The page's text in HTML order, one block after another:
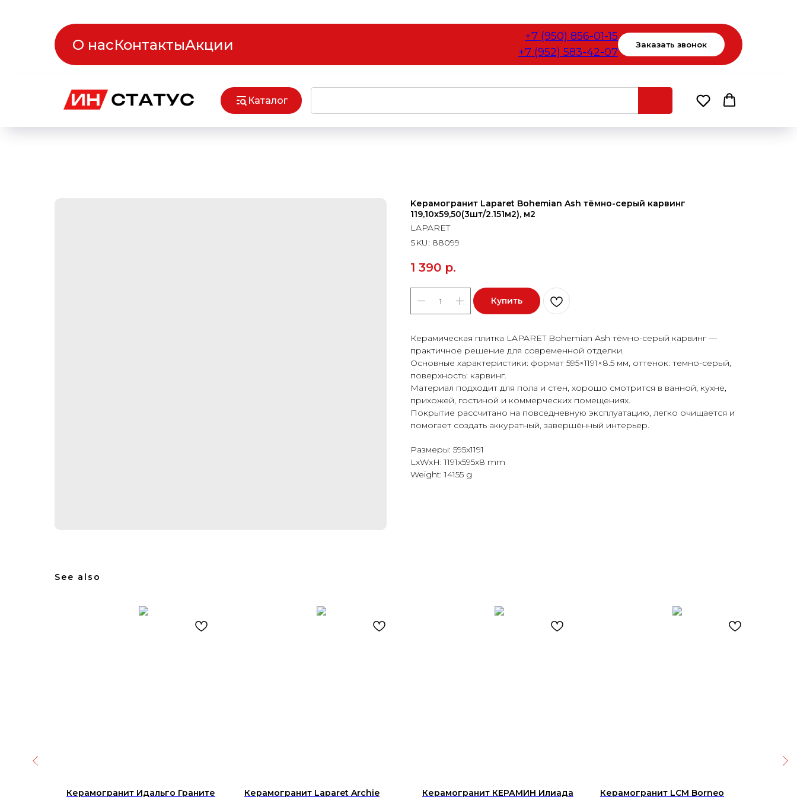
О насКонтактыАкции
+7 (950) 856-01-15
+7 (952) 583-42-07
Заказать звонок
Каталог
Kерамогранит Laparet Bohemian Ash тёмно-серый карвинг
119,10x59,50(3шт/2.151м2), м2
LAPARET
SKU: 88099
1 390 р.
Купить
Керамическая плитка LAPARET Bohemian Ash тёмно-серый карвинг —
практичное решение для современной отделки.
Основные характеристики: формат 595×1191×8.5 мм, оттенок: темно-серый,
поверхность: карвинг.
Материал подходит для пола и стен, хорошо смотрится в ванной, кухне,
прихожей, гостиной и коммерческих помещениях.
Покрытие рассчитано на повседневную эксплуатацию, легко очищается и
помогает создать аккуратный, завершённый интерьер.
Размеры: 595x1191
LxWxH: 1191x595x8 mm
Weight: 14155 g
See also
Керамогранит Идальго Граните
Керамогранит Laparet Archie
Керамогранит КЕРАМИН Илиада
Керамогранит LCM Borneo